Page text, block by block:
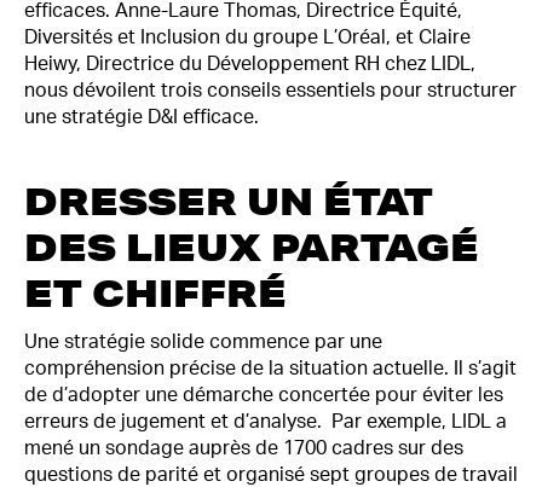
efficaces. Anne-Laure Thomas, Directrice Équité,
Diversités et Inclusion du groupe L’Oréal, et Claire
Heiwy, Directrice du Développement RH chez LIDL,
nous dévoilent trois conseils essentiels pour structurer
une stratégie D&I efficace.
DRESSER UN ÉTAT
DES LIEUX PARTAGÉ
ET CHIFFRÉ
Une stratégie solide commence par une
compréhension précise de la situation actuelle. Il s’agit
de d’adopter une démarche concertée pour éviter les
erreurs de jugement et d’analyse. Par exemple, LIDL a
mené un sondage auprès de 1700 cadres sur des
questions de parité et organisé sept groupes de travail